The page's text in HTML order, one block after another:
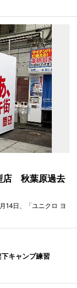
店 秋葉原過去
14日、「ユニクロ ヨ
キャンプ練習